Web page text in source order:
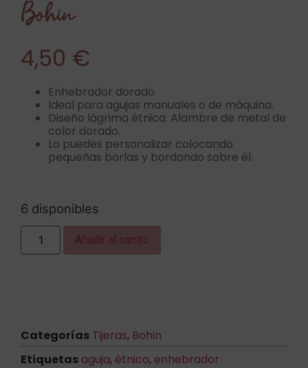
Bohin
4,50 €
Enhebrador dorado
Ideal para agujas manuales o de máquina.
Diseño lágrima étnica. Alambre de metal de
color dorado.
Lo puedes personalizar colocando
pequeñas borlas y bordando sobre él.
6 disponibles
Añadir al carrito
Categorías Tijeras, Bohin
Etiquetas aguja, étnico, enhebrador